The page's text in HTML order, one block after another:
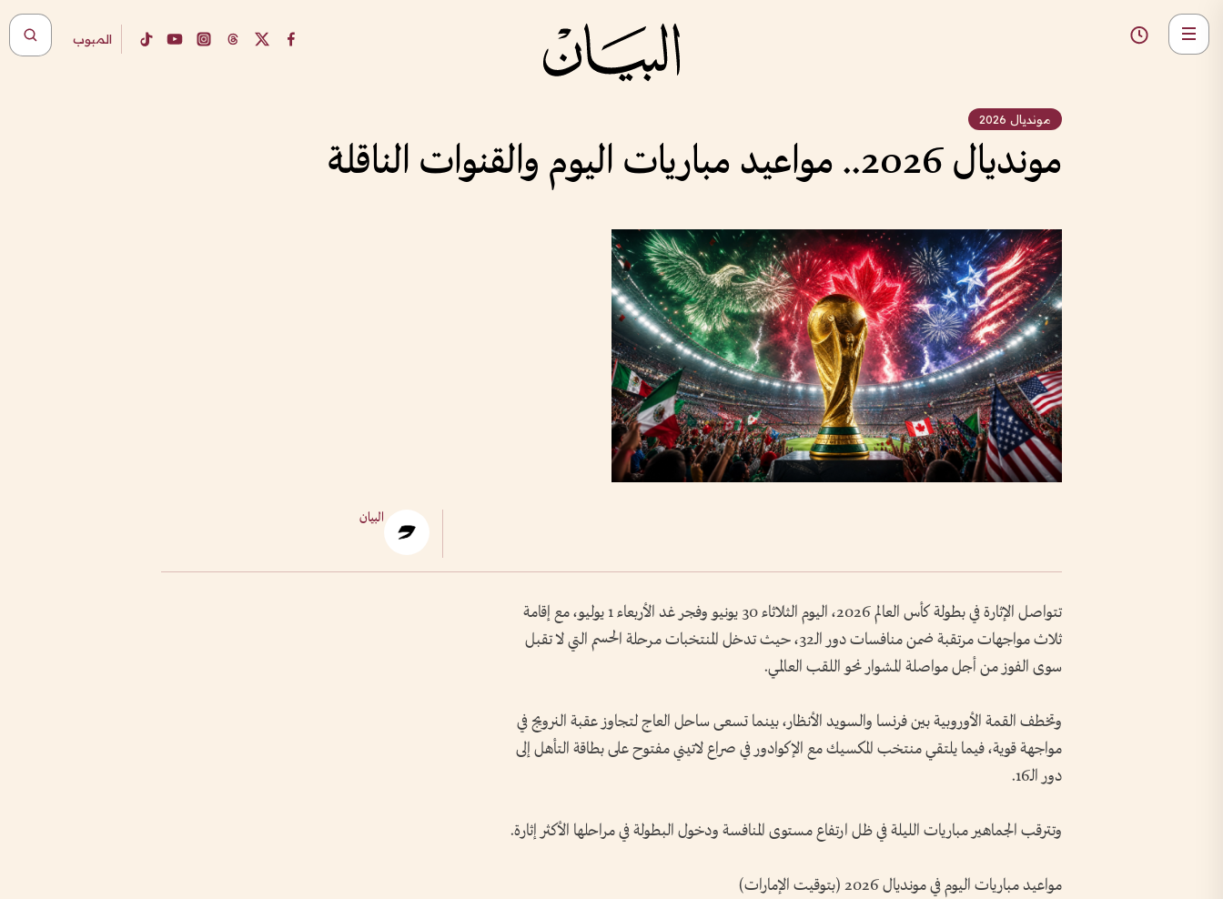
المبوب
مونديال 2026
مونديال 2026.. مواعيد مباريات اليوم والقنوات الناقلة
البيان
تتواصل الإثارة في بطولة كأس العالم 2026، اليوم الثلاثاء 30 يونيو وفجر غد الأربعاء 1 يوليو، مع إقامة
ثلاث مواجهات مرتقبة ضمن منافسات دور الـ32، حيث تدخل المنتخبات مرحلة الحسم التي لا تقبل
سوى الفوز من أجل مواصلة المشوار نحو اللقب العالمي.
وتخطف القمة الأوروبية بين فرنسا والسويد الأنظار، بينما تسعى ساحل العاج لتجاوز عقبة النرويج في
مواجهة قوية، فيما يلتقي منتخب المكسيك مع الإكوادور في صراع لاتيني مفتوح على بطاقة التأهل إلى
دور الـ16.
وتترقب الجماهير مباريات الليلة في ظل ارتفاع مستوى المنافسة ودخول البطولة في مراحلها الأكثر إثارة.
مواعيد مباريات اليوم في مونديال 2026 (بتوقيت الإمارات)